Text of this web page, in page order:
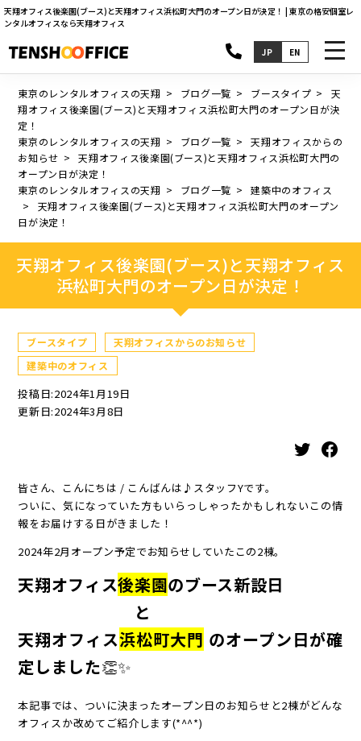
天翔オフィス後楽園(ブース)と天翔オフィス浜松町大門のオープン日が決定！ | 東京の格安個室レ
ンタルオフィスなら天翔オフィス
JP EN
東京のレンタルオフィスの天翔 ブログ一覧 ブースタイプ
天
翔オフィス後楽園(ブース)と天翔オフィス浜松町大門のオープン日が決
定！
東京のレンタルオフィスの天翔
ブログ一覧
天翔オフィスからの
お知らせ
天翔オフィス後楽園(ブース)と天翔オフィス浜松町大門の
オープン日が決定！
東京のレンタルオフィスの天翔
ブログ一覧
建築中のオフィス
天翔オフィス後楽園(ブース)と天翔オフィス浜松町大門のオープン
日が決定！
天翔オフィス後楽園(ブース)と天翔オフィス
浜松町大門のオープン日が決定！
ブースタイプ
天翔オフィスからのお知らせ
建築中のオフィス
投稿日:2024年1月19日
更新日:2024年3月8日
Twitter Facebook
皆さん、こんにちは / こんばんは♪スタッフYです。
ついに、気になっていた方もいらっしゃったかもしれないこの情
報をお届けする日がきました！
2024年2月オープン予定でお知らせしていたこの2棟。
天翔オフィス後楽園のブース新設日
と
天翔オフィス浜松町大門 のオープン日が確
定しました👏✨
本記事では、ついに決まったオープン日のお知らせと2棟がどんな
オフィスか改めてご紹介します(*^^*)